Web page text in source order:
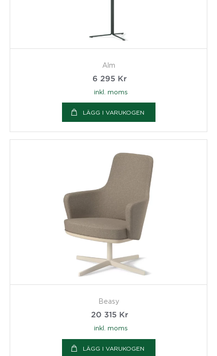
Alm
6 295 Kr
inkl. moms
LÄGG I VARUKOGEN
Beasy
20 315 Kr
inkl. moms
LÄGG I VARUKOGEN